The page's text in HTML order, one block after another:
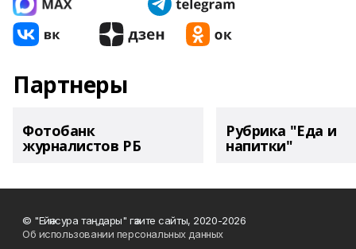
Партнеры
Фотобанк
журналистов РБ
Рубрика "Еда и
напитки"
© "Ейәнсура таңдары" гәзите сайты, 2020-2026
Об использовании персональных данных